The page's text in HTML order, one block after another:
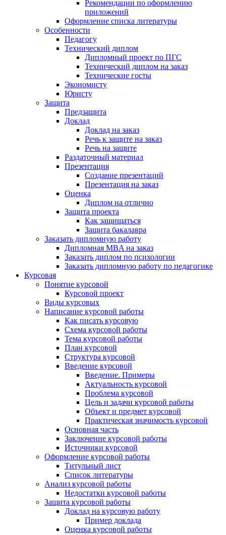
Рекомендации по оформлению
приложений
Оформление списка литературы
Особенности
Педагогу
Технический диплом
Дипломный проект по ПГС
Технический диплом на заказ
Технические госты
Экономисту
Юристу
Защита
Предзащита
Доклад
Доклад на заказ
Речь к защите на заказ
Речь на защите
Раздаточный материал
Презентация
Создание презентаций
Презентация на заказ
Оценка
Диплом на отлично
Защита проекта
Как защищаться
Защита бакалавра
Заказать дипломную работу
Дипломная MBA на заказ
Заказать диплом по психологии
Заказать дипломную работу по педагогике
Курсовая
Понятие курсовой
Курсовой проект
Виды курсовых
Написание курсовой работы
Как писать курсовую
Схема курсовой работы
Тема курсовой работы
План курсовой
Структура курсовой
Введение курсовой
Введение. Примеры
Актуальность курсовой
Проблема курсовой
Цель и задачи курсовой работы
Объект и предмет курсовой
Практическая значимость курсовой
Основная часть
Заключение курсовой работы
Источники курсовой
Оформление курсовой работы
Титульный лист
Список литературы
Анализ курсовой работы
Недостатки курсовой работы
Защита курсовой работы
Доклад на курсовую работу
Пример доклада
Оценка курсовой работы